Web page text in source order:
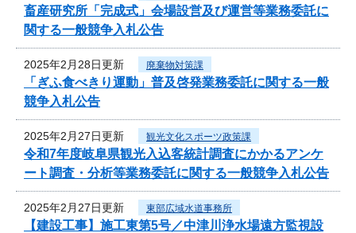
畜産研究所「完成式」会場設営及び運営等業務委託に
関する一般競争入札公告
2025年2月28日更新 廃棄物対策課
「ぎふ食べきり運動」普及啓発業務委託に関する一般
競争入札公告
2025年2月27日更新 観光文化スポーツ政策課
令和7年度岐阜県観光入込客統計調査にかかるアンケ
ート調査・分析等業務委託に関する一般競争入札公告
2025年2月27日更新 東部広域水道事務所
【建設工事】施工東第5号／中津川浄水場遠方監視設